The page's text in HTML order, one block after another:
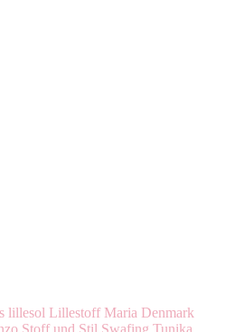
lillesol Lillestoff Maria Denmark
Stoff und Stil Swafing Tunika